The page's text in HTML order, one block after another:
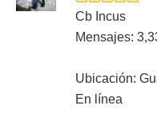
Cb Incus
Mensajes:
Ubicación:
En línea